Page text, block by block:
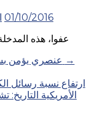
01/10/2016
عفوا، هذه
Posts
navigation
→ عنصري يؤمن
ارتفاع نسبة رسائل